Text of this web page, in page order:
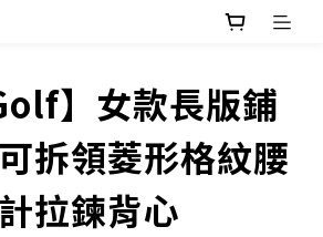
】女款長版鋪
拆領菱形格紋腰
拉鍊背心